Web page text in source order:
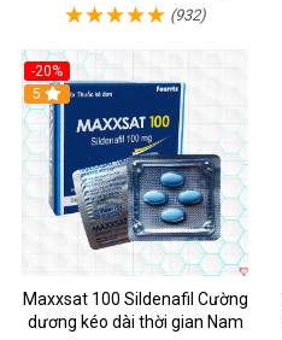
(932)
-20%
5
Maxxsat 100 Sildenafil Cường
dương kéo dài thời gian Nam